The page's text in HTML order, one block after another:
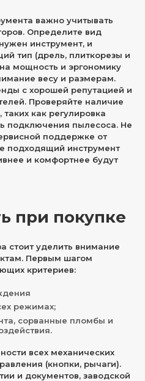
важно учитывать
Определите вид
инструмент, и
тип (дрель, плиткорезы и
мощность и эргономику
весу и размерам.
с хорошей репутацией и
Проверяйте наличие
как регулировка
подключения пылесоса. Не
поддержке от
подходящий инструмент
и комфортнее будут
при покупке
стоит уделить внимание
Первым шагом
критериев:
режимах;
сорванные пломбы и
всех механических
(кнопки, рычаги).
и документов, заводской